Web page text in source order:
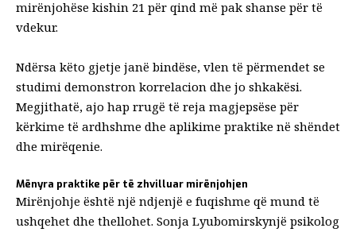
mirënjohëse kishin 21 për qind më pak shanse për të
vdekur.
Ndërsa këto gjetje janë bindëse, vlen të përmendet se
studimi demonstron korrelacion dhe jo shkakësi.
Megjithatë, ajo hap rrugë të reja magjepsëse për
kërkime të ardhshme dhe aplikime praktike në shëndet
dhe mirëqenie.
Mënyra praktike për të zhvilluar mirënjohjen
Mirënjohje është një ndjenjë e fuqishme që mund të
ushqehet dhe thellohet. Sonja Lyubomirskynjë psikolog